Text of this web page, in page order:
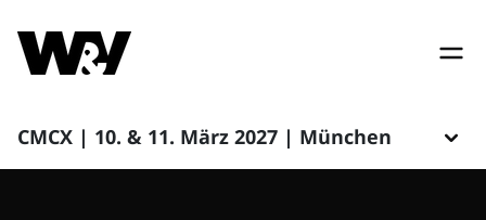
CMCX | 10. & 11. März 2027 | München